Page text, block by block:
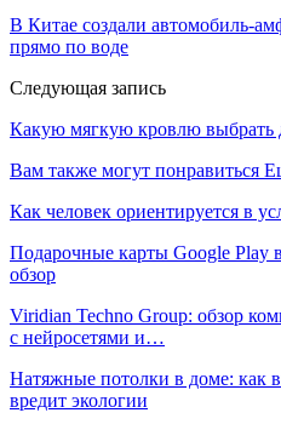
В Китае создали автомобиль-
прямо по воде
Следующая запись
Какую мягкую кровлю выбрать
Вам также могут понравиться
Как человек ориентируется в
Подарочные карты Google Play
обзор
Viridian Techno Group: обзор
с нейросетями и…
Натяжные потолки в доме: как
вредит экологии